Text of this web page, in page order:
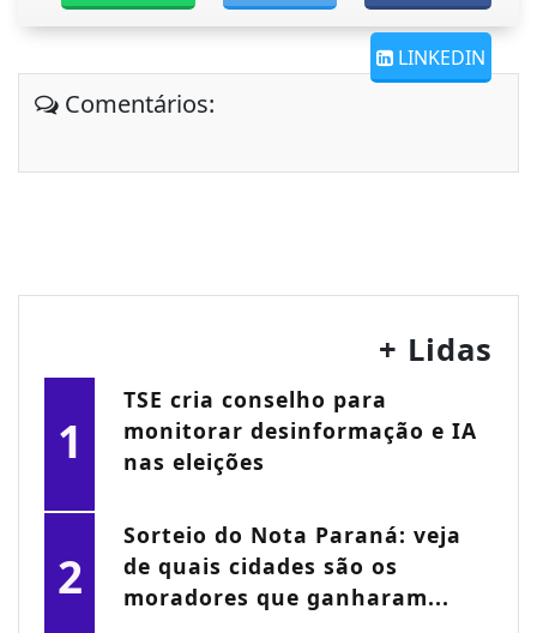
LINKEDIN
Comentários:
+ Lidas
1
TSE cria conselho para
monitorar desinformação e IA
nas eleições
2
Sorteio do Nota Paraná: veja
de quais cidades são os
moradores que ganharam...